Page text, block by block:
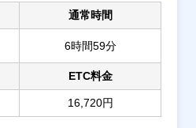
通常時間
6時間59分
ETC料金
16,720円